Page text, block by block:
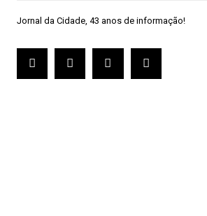
Jornal da Cidade, 43 anos de informação!